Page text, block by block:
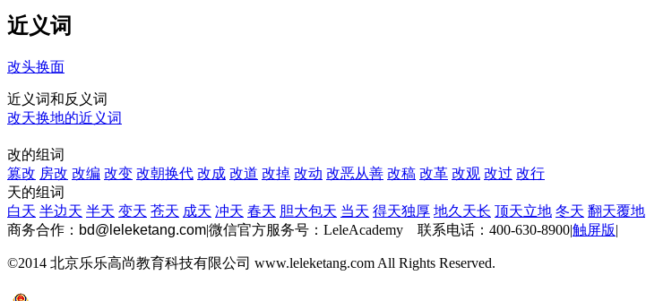
近义词
改头换面
近义词和反义词
改天换地的近义词
改的组词
篡改 房改 改编 改变 改朝换代 改成 改道 改掉 改动 改恶从善 改稿 改革 改观 改过 改行
天的组词
白天 半边天 半天 变天 苍天 成天 冲天 春天 胆大包天 当天 得天独厚 地久天长 顶天立地 冬天 翻天覆地
商务合作： bd@leleketang.com|微信官方服务号：LeleAcademy 联系电话：400-630-8900|触屏版|
©2014 北京乐乐高尚教育科技有限公司 www.leleketang.com All Rights Reserved.